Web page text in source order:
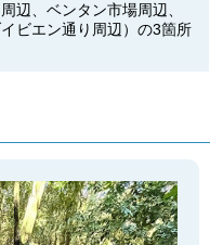
辺、ベンタン市場周辺、
ビエン通り周辺）の3箇所